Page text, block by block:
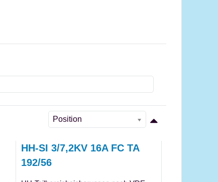
Position
HH-SI 3/7,2KV 16A FC TA
192/56